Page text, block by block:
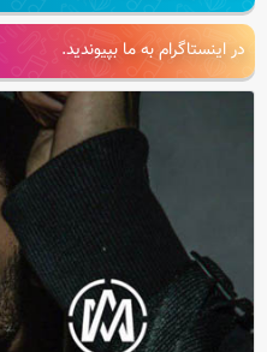
در اینستاگرام به ما بپیوندید.